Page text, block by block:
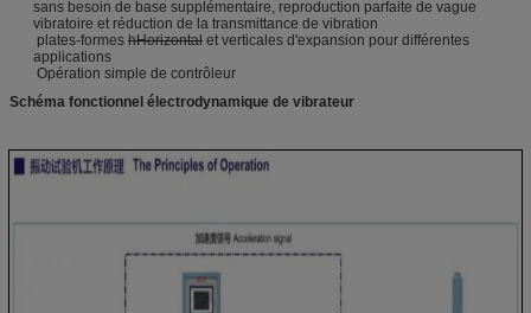
sans besoin de base supplémentaire, reproduction parfaite de vague
vibratoire et réduction de la transmittance de vibration
plates-formes hHorizontal et verticales d'expansion pour différentes
applications
Opération simple de contrôleur
Schéma fonctionnel électrodynamique de vibrateur